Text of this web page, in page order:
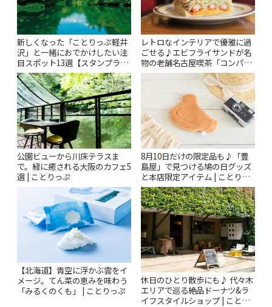
新しくなった「ことりっぷ軽井
沢」と一緒におでかけしたい注
目スポット13選【スタンプラリ
ー開催中】 | ことりっぷ
レトロなインテリアで優雅に過
ごせる♪エビフライサンドが名
物の老舗名古屋喫茶「コンパル
御器所店」 | ことりっぷ
公園ビューから川床テラスま
で。緑に癒される大阪のカフェ5
選 | ことりっぷ
8月10日だけの限定品も♪「豊
島屋」で見つける鳩の日グッズ
と本店限定アイテム | ことりっ
ぷ
【北海道】青空に浮かぶ雲をイ
メージ。てん菜の恵みを味わう
「みるくのくも」 | ことりっぷ
休日のひとり散歩にも♪ 代々木
エリアで巡る絶品ドーナツ&ラ
イフスタイルショップ | ことり